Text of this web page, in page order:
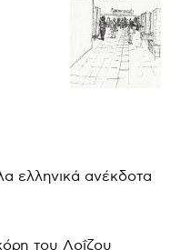
ελληνικά ανέκδοτα
του Λοΐζου